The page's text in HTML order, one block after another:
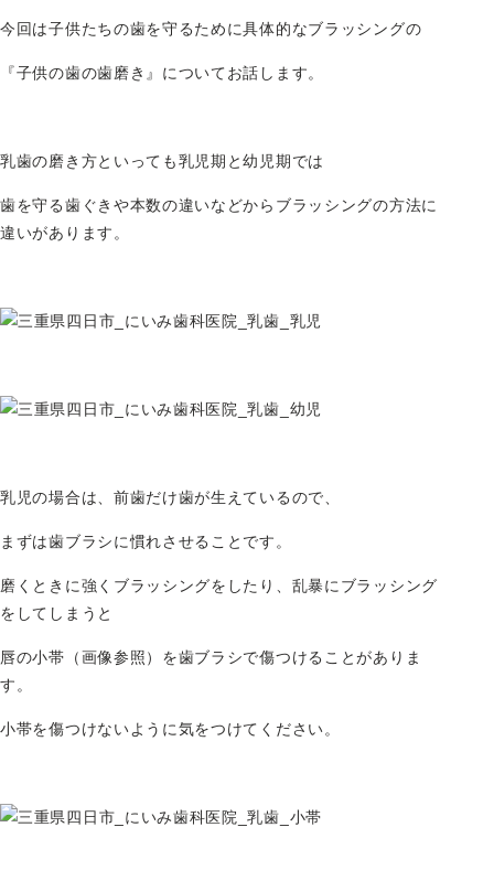
今回は子供たちの歯を守るために具体的なブラッシングの
『子供の歯の歯磨き』についてお話します。
乳歯の磨き方といっても乳児期と幼児期では
歯を守る歯ぐきや本数の違いなどからブラッシングの方法に
違いがあります。
乳児の場合は、前歯だけ歯が生えているので、
まずは歯ブラシに慣れさせることです。
磨くときに強くブラッシングをしたり、乱暴にブラッシング
をしてしまうと
唇の小帯（画像参照）を歯ブラシで傷つけることがありま
す。
小帯を傷つけないように気をつけてください。